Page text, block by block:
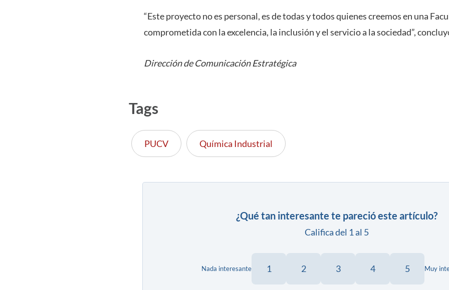
“Este proyecto no es personal, es de todas y todos quienes creemos en una
comprometida con la excelencia, la inclusión y el servicio a la sociedad”,
Dirección de Comunicación Estratégica
Tags
PUCV Química Industrial
¿Qué tan interesante te pareció este artículo?
Califica del 1 al 5
Nada interesante 1 2 3 4 5 Muy